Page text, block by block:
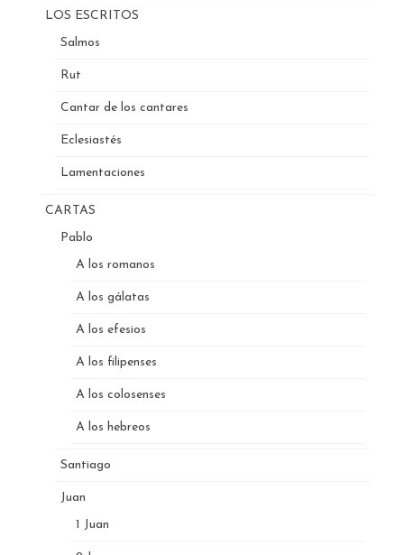
LOS ESCRITOS
Salmos
Rut
Cantar de los cantares
Eclesiastés
Lamentaciones
CARTAS
Pablo
A los romanos
A los gálatas
A los efesios
A los filipenses
A los colosenses
A los hebreos
Santiago
Juan
1 Juan